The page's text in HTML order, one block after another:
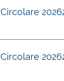
Circolare
Circolare